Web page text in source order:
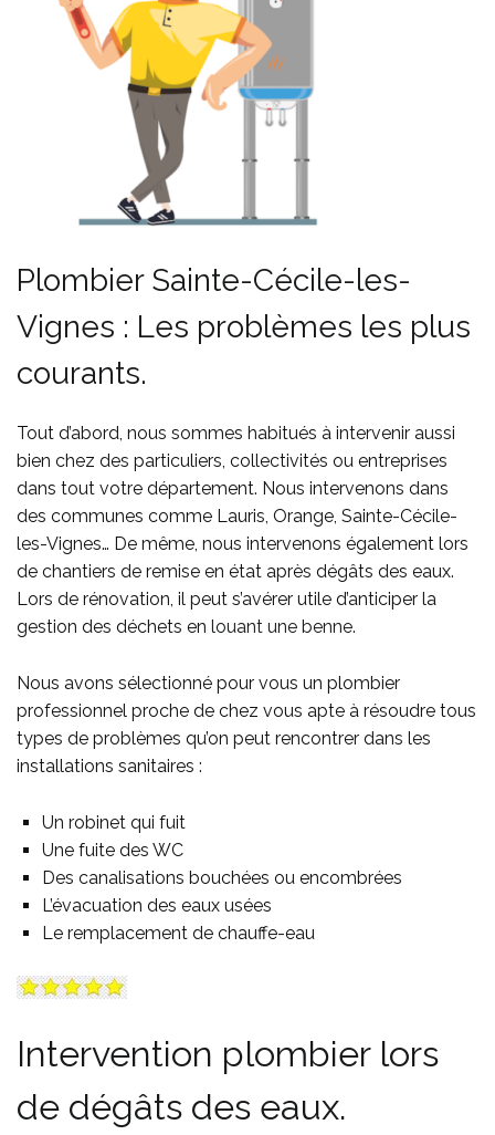
Plombier Sainte-Cécile-les-
Vignes : Les problèmes les plus
courants.
Tout d’abord, nous sommes habitués à intervenir aussi
bien chez des particuliers, collectivités ou entreprises
dans tout votre département. Nous intervenons dans
des communes comme Lauris, Orange, Sainte-Cécile-
les-Vignes… De même, nous intervenons également lors
de chantiers de remise en état après dégâts des eaux.
Lors de rénovation, il peut s’avérer utile d’anticiper la
gestion des déchets en louant une benne.
Nous avons sélectionné pour vous un plombier
professionnel proche de chez vous apte à résoudre tous
types de problèmes qu’on peut rencontrer dans les
installations sanitaires :
Un robinet qui fuit
Une fuite des WC
Des canalisations bouchées ou encombrées
L’évacuation des eaux usées
Le remplacement de chauffe-eau
Intervention plombier lors
de dégâts des eaux.